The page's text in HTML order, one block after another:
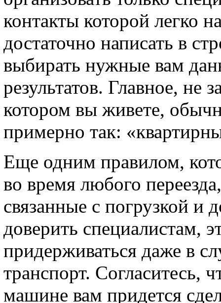
контакты которой легко
достаточно написать в
выбирать нужные вам
результатов. Главное, не
котором вы живете,
примерно так:
Еще одним правилом,
во время любого
связанные с погрузкой и
доверить специалистам,
придерживаться даже в
транспорт. Согласитесь,
машине вам придется